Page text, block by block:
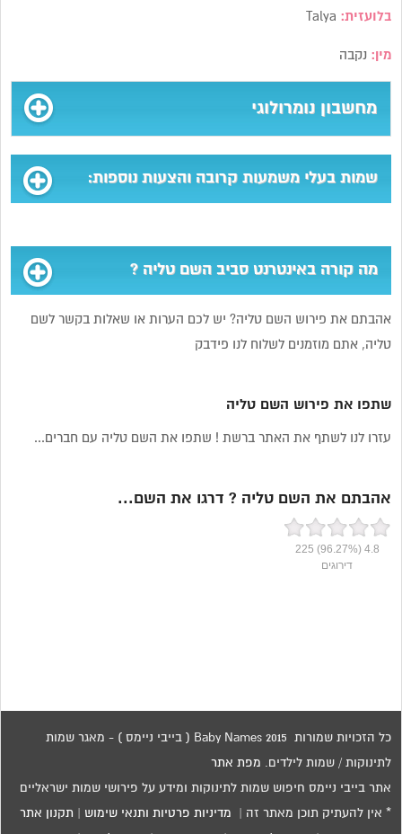
בלועזית:
מין: נקבה
מחשבון נומרולוגי
שמות בעלי משמעות קרובה והצעות נוספות:
מה קורה באינטרנט סביב השם טליה ?
אהבתם את פירוש השם טליה? יש לכם הערות או שאלות בקשר לשם
טליה, אתם מוזמנים לשלוח לנו פידבק
שתפו את פירוש השם טליה
עזרו לנו לשתף את האתר ברשת ! שתפו את השם טליה עם חברים...
אהבתם את השם טליה ? דרגו את השם...
4.8
(96.27%)
225
דירוגים
כל הזכויות שמורות 2015 Baby Names ( בייבי ניימס ) - מאגר שמות
לתינוקות / שמות לילדים. מפת אתר
אתר בייבי ניימס חיפוש שמות לתינוקות ומידע על פירושי שמות ישראליים
* אין להעתיק תוכן מאתר זה | מדיניות פרטיות ותנאי שימוש תקנון אתר